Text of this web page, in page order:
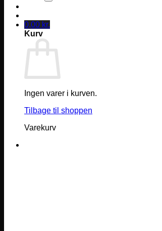
0,00 kr.
Kurv
Ingen varer i kurven.
Tilbage til shoppen
Varekurv